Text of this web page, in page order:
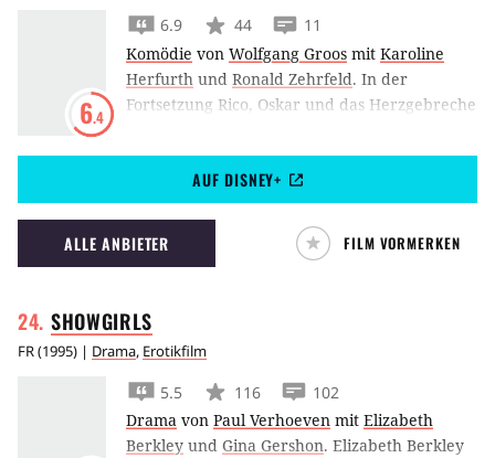
6.4
6.9 44
11
Komödie von Wolfgang Groos mit Karoline
Herfurth und Ronald Zehrfeld. In der
Fortsetzung Rico, Oskar und das Herzgebreche
Gespann nicht nur die Liebesprobleme von
Ricos Mutter lösen, sondern kommt auch
einem kriminellen Schmuggler-Ring auf die
AUF DISNEY+
ALLE ANBIETER FILM VORMERKEN
SHOWGIRLS
FR(1995) | Drama, Erotikfilm
5.5 116
102
Drama von Paul Verhoeven mit Elizabeth
Berkley und Gina Gershon. Elizabeth Berkley